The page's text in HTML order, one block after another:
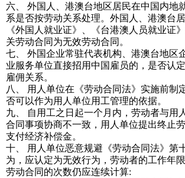
六、 外国人、港澳台地区居民在中国内地
系是否按劳动关系处理。外国人、港澳台
《外国人就业证》、《台港澳人员就业证
关劳动合同为无效劳动合同。
七、 外国企业常驻代表机构、港澳台地区
业服务单位直接招用中国雇员的，是否认
雇佣关系。
八、 用人单位在《劳动合同法》实施前制
否可以作为用人单位用工管理的依据。
九、 自用工之日起一个月内，劳动者与用
合同事项协商不一致，用人单位提出终止
支付经济补偿金。
十、 用人单位恶意规避《劳动合同法》第
为，应认定为无效行为，劳动者的工作年
劳动合同的次数仍应连续计算: